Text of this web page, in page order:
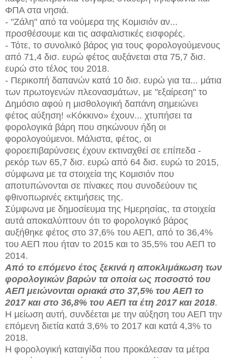
ΦΠΑ στα νησιά.
- "Ζάλη" από τα νούμερα της Κομισιόν αν...
προσθέσουμε και τις ασφαλιστικές εισφορές.
- Τότε, το συνολικό βάρος για τους φορολογούμενους
από 71,4 δισ. ευρώ φέτος αυξάνεται στα 75,7 δισ.
ευρώ στο τέλος του 2018.
- Περικοπή δαπανών κατά 10 δισ. ευρώ για τα... μάτια
των πρωτογενών πλεονασμάτων, με "εξαίρεση" το
Δημόσιο αφού η μισθολογική δαπάνη σημειώνει
φέτος αύξηση! «Κόκκινο» έχουν... χτυπήσει τα
φορολογικά βάρη που σηκώνουν ήδη οι
φορολογούμενοι. Μάλιστα, φέτος, οι
φοροεπιβαρύνσεις έχουν εκτιναχθεί σε επίπεδα -
ρεκόρ των 65,7 δισ. ευρώ από 64 δισ. ευρώ το 2015,
σύμφωνα με τα στοιχεία της Κομισιόν που
αποτυπώνονται σε πίνακες που συνοδεύουν τις
φθινοπωρινές εκτιμήσεις της.
Σύμφωνα με δημοσίευμα της Ημερησίας, τα στοιχεία
αυτά αποκαλύπτουν ότι το φορολογικό βάρος
αυξήθηκε φέτος στο 37,6% του ΑΕΠ, από το 36,4%
του ΑΕΠ που ήταν το 2015 και το 35,5% του ΑΕΠ το
2014.
Από το επόμενο έτος ξεκινά η αποκλιμάκωση των
φορολογικών βαρών τα οποία ως ποσοστό του
ΑΕΠ μειώνονται οριακά στο 37,5% του ΑΕΠ το
2017 και στο 36,8% του ΑΕΠ τα έτη 2017 και 2018.
Η μείωση αυτή, συνδέεται με την αύξηση του ΑΕΠ την
επόμενη διετία κατά 3,6% το 2017 και κατά 4,3% το
2018.
Η φορολογική καταιγίδα που προκάλεσαν τα μέτρα